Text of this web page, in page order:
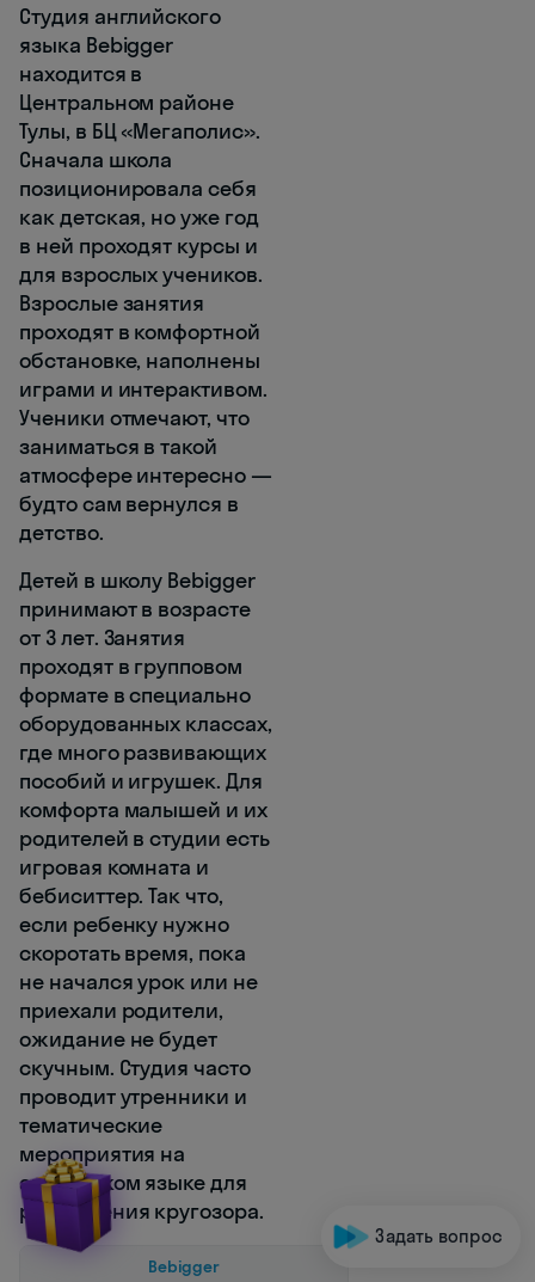
Студия английского
языка Bebigger
находится в
Центральном районе
Тулы, в БЦ «Мегаполис».
Сначала школа
позиционировала себя
как детская, но уже год
в ней проходят курсы и
для взрослых учеников.
Взрослые занятия
проходят в комфортной
обстановке, наполнены
играми и интерактивом.
Ученики отмечают, что
заниматься в такой
атмосфере интересно —
будто сам вернулся в
детство.
Детей в школу Bebigger
принимают в возрасте
от 3 лет. Занятия
проходят в групповом
формате в специально
оборудованных классах,
где много развивающих
пособий и игрушек. Для
комфорта малышей и их
родителей в студии есть
игровая комната и
бебиситтер. Так что,
если ребенку нужно
скоротать время, пока
не начался урок или не
приехали родители,
ожидание не будет
скучным. Студия часто
проводит утренники и
тематические
мероприятия на
английском языке для
расширения кругозора.
Bebigger
Задать вопрос